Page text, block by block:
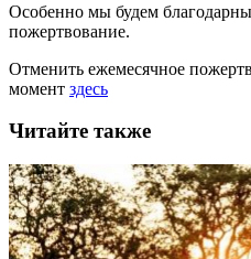
Особенно мы будем
пожертвование.
Отменить ежемесячное
момент здесь
Читайте также